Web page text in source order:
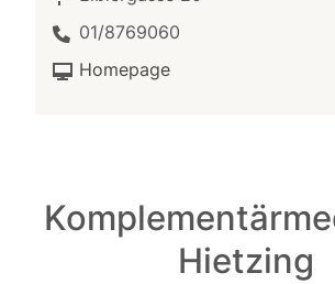
01/8769060
Homepage
Hietzing